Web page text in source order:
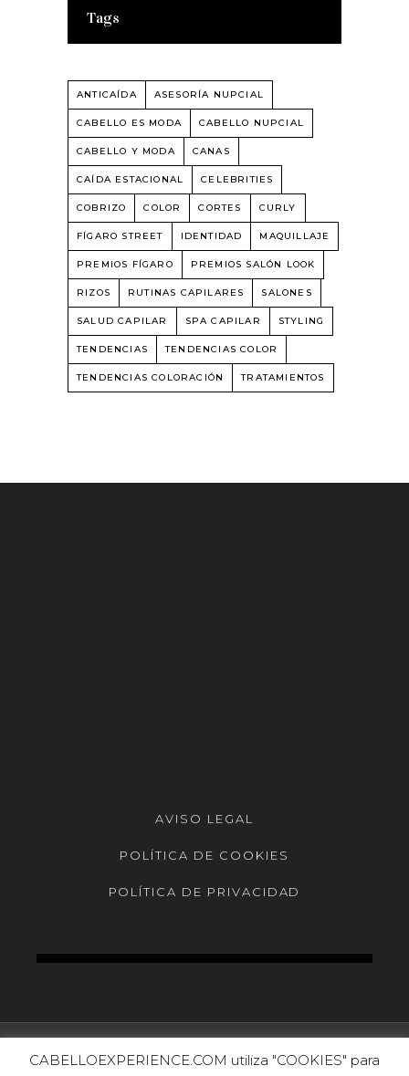
Tags
ANTICAÍDA ASESORÍA NUPCIAL
CABELLO ES MODA CABELLO NUPCIAL
CABELLO Y MODA CANAS
CAÍDA ESTACIONAL CELEBRITIES
COBRIZO COLOR CORTES CURLY
FÍGARO STREET IDENTIDAD MAQUILLAJE
PREMIOS FÍGARO PREMIOS SALÓN LOOK
RIZOS RUTINAS CAPILARES SALONES
SALUD CAPILAR SPA CAPILAR STYLING
TENDENCIAS TENDENCIAS COLOR
TENDENCIAS COLORACIÓN TRATAMIENTOS
AVISO LEGAL
POLÍTICA DE COOKIES
POLÍTICA DE PRIVACIDAD
CABELLOEXPERIENCE.COM utiliza "COOKIES" para